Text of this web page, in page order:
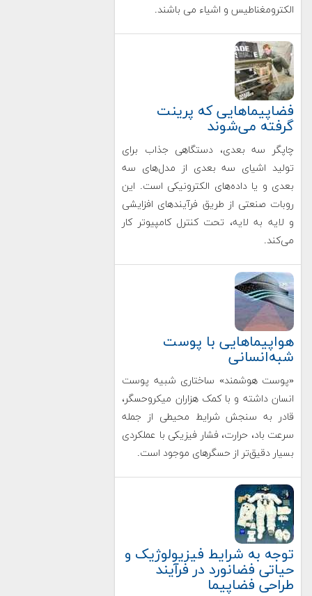
الکترومغناطيس و اشياء می باشند.
فضاپیماهایی که پرینت
گرفته می‌شوند
چاپگر سه بعدی، دستگاهی جذاب برای
تولید اشیای سه بعدی از مدل‌های سه
بعدی و یا داده‌های الکترونیکی است. این
روبات صنعتی از طریق فرآیندهای افزایشی
و لایه به لایه، تحت کنترل کامپیوتر کار
می‌کند.
هواپیماهایی با پوست
شبه‌انسانی
«پوست هوشمند» ساختاری شبیه پوست
انسان داشته و با کمک هزاران میکروحسگر،
قادر به سنجش شرایط محیطی از جمله
سرعت باد، حرارت، فشار فیزیکی با عملکردی
بسیار دقیق‌تر از حسگرهای موجود است.
توجه به شرایط فیزیولوژیک و
حیاتی فضانورد در فرآیند
طراحی فضاپیما